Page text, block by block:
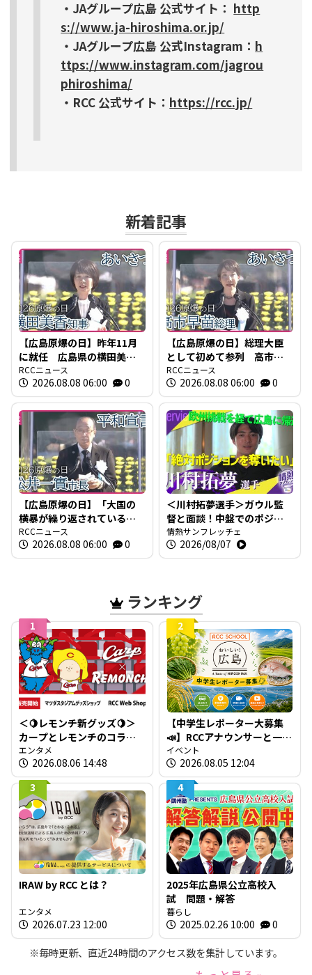
・JAグループ広島 公式サイト： http
s://www.ja-hiroshima.or.jp/
・JAグループ広島 公式Instagram： h
ttps://www.instagram.com/jagrou
phiroshima/
・RCC 公式サイト： https://rcc.jp/
新着記事
【広島原爆の日】昨年11月
に就任 広島県の横田美香
知事のあいさつ 全文
2026年広島平和記念式典
RCCニュース
2026.08.08 06:00 0
【広島原爆の日】総理大臣
として初めて参列 高市早
苗総理のあいさつ全文
2026年広島平和記念式典
RCCニュース
2026.08.08 06:00 0
【広島原爆の日】「大国の
横暴が繰り返されている」
広島市・松井市長 世界の
為政者に核兵器廃絶への取
り組み求める 【平和宣言
RCCニュース
2026.08.08 06:00 0
＜川村拓夢選手＞ガウル監
督と面談！中盤でのポジシ
ョン争いに本気で挑む【情
熱サンフレッチェ】
情熱サンフレッチェ
2026/08/07
ランキング
1
＜🍋レモンチ新グッズ🍋＞
カープとレモンチのコラボ
グッズが登場！
エンタメ
2026.08.06 14:48
2
【中学生レポーター大募集
📣】RCCアナウンサーと一緒
に「広島の食」の現場を取
材しよう！
イベント
2026.08.05 12:04
3
IRAW by RCC とは？
エンタメ
2026.07.23 12:00
4
2025年広島県公立高校入
試 問題・解答
暮らし
2025.02.26 10:00 0
※毎時更新、直近24時間のアクセス数を集計しています。